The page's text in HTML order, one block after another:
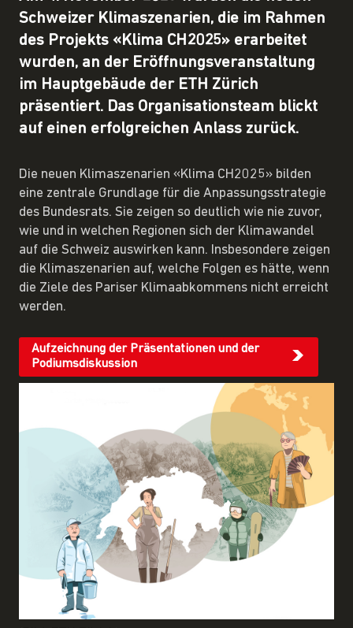
Schweizer Klimaszenarien, die im Rahmen
des Projekts «Klima CH2025» erarbeitet
wurden, an der Eröffnungsveranstaltung
im Hauptgebäude der ETH Zürich
präsentiert. Das Organisationsteam blickt
auf einen erfolgreichen Anlass zurück.
Die neuen Klimaszenarien «Klima CH2025» bilden
eine zentrale Grundlage für die Anpassungsstrategie
des Bundesrats. Sie zeigen so deutlich wie nie zuvor,
wie und in welchen Regionen sich der Klimawandel
auf die Schweiz auswirken kann. Insbesondere zeigen
die Klimaszenarien auf, welche Folgen es hätte, wenn
die Ziele des Pariser Klimaabkommens nicht erreicht
werden.
Aufzeichnung der Präsentationen und der
Podiumsdiskussion